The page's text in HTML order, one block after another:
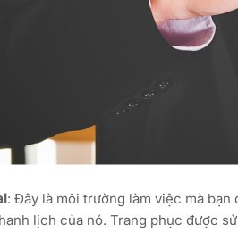
: Đây là môi trường làm việc mà
lịch của nó. Trang phục được